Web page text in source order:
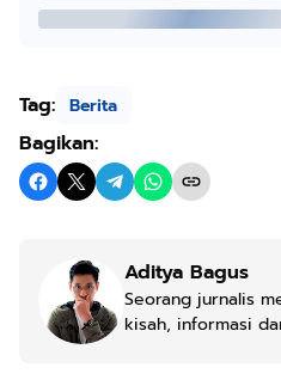
Tag: Berita
Bagikan:
Aditya Bagus
Seorang jurnalis
kisah, informasi